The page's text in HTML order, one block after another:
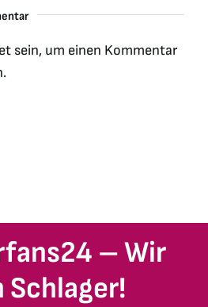
sein, um einen Kommentar
– Wir
Schlager!